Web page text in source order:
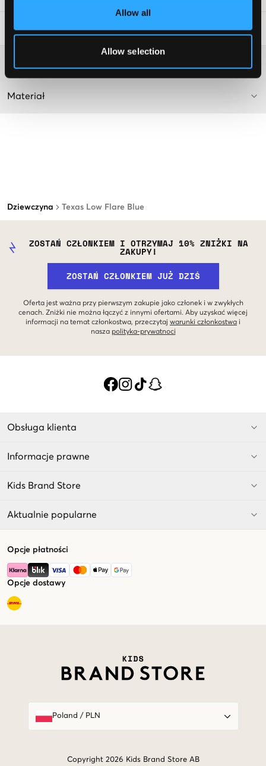
Allow all
Allow selection
Dziewczyna Texas Low Flare Blue
Wskazówki dotyczące prania:
Materiał
ZOSTAŃ CZŁONKIEM I OTRZYMAJ 10% ZNIŻKI NA
ZAKUPY!
ZOSTAŃ CZŁONKIEM JUŻ DZIŚ
Oferta jest ważna przy pierwszym zakupie jako członek i w zwykłych
cenach. Zniżki nie można łączyć z innymi ofertami. Aby uzyskać więcej
informacji na temat członkostwa, przeczytaj warunki członkostwa i
nasza polityka-prywatnoci
Obsługa klienta
Informacje prawne
Kids Brand Store
Aktualnie popularne
Opcje płatności
Opcje dostawy
Poland / PLN
Copyright 2026 Kids Brand Store AB